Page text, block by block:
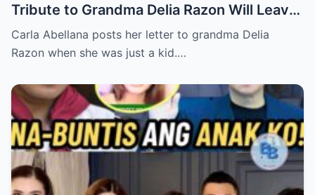
Tribute to Grandma Delia Razon Will Leave
You in Tears!
Carla Abellana posts her letter to grandma Delia
Razon when she was just a kid.…